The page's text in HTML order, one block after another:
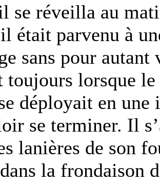
se réveilla au
était parvenu à
sans pour
toujours lorsque
déployait en
se terminer. Il
lanières de son
la frondaison